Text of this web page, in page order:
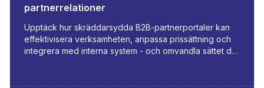
partnerrelationer
Upptäck hur skräddarsydda B2B-partnerportaler kan
effektivisera verksamheten, anpassa prissättning och
integrera med interna system - och omvandla sättet du